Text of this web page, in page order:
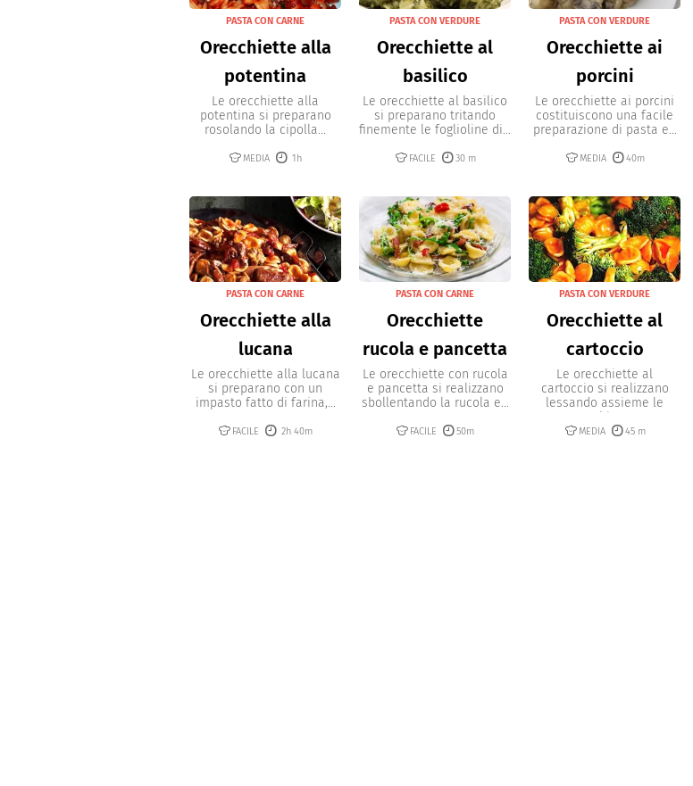
PASTA CON CARNE
Orecchiette alla
potentina
Le orecchiette alla
potentina si preparano
rosolando la cipolla...
MEDIA 1h
PASTA CON VERDURE
Orecchiette al
basilico
Le orecchiette al basilico
si preparano tritando
finemente le foglioline di...
FACILE 30 m
PASTA CON VERDURE
Orecchiette ai
porcini
Le orecchiette ai porcini
costituiscono una facile
preparazione di pasta e...
MEDIA 40m
PASTA CON CARNE
Orecchiette alla
lucana
Le orecchiette alla lucana
si preparano con un
impasto fatto di farina,...
FACILE 2h 40m
PASTA CON CARNE
Orecchiette
rucola e pancetta
Le orecchiette con rucola
e pancetta si realizzano
sbollentando la rucola e...
FACILE 50m
PASTA CON VERDURE
Orecchiette al
cartoccio
Le orecchiette al
cartoccio si realizzano
lessando assieme le
orecchiette...
MEDIA 45 m